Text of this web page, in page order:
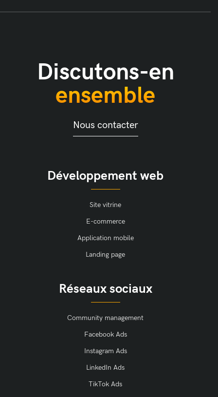
Discutons-en
ensemble
Nous contacter
Développement web
Site vitrine
E-commerce
Application mobile
Landing page
Réseaux sociaux
Community management
Facebook Ads
Instagram Ads
LinkedIn Ads
TikTok Ads